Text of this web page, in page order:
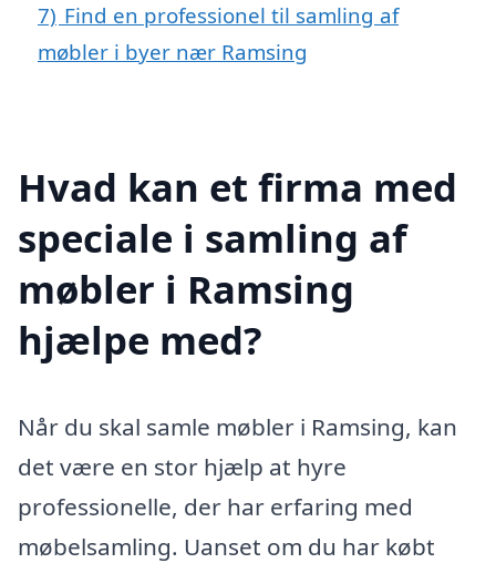
7) Find en professionel til samling af
møbler i byer nær Ramsing
Hvad kan et firma med
speciale i samling af
møbler i Ramsing
hjælpe med?
Når du skal samle møbler i Ramsing, kan
det være en stor hjælp at hyre
professionelle, der har erfaring med
møbelsamling. Uanset om du har købt